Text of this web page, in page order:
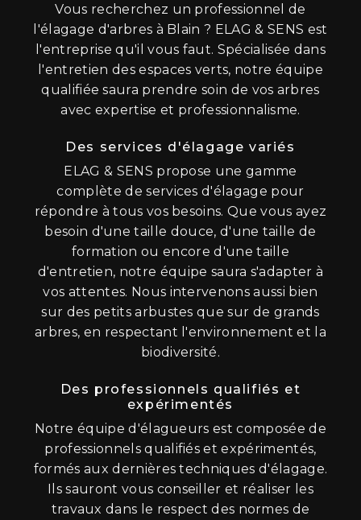
Vous recherchez un professionnel de
l'élagage d'arbres à Blain ? ELAG & SENS est
l'entreprise qu'il vous faut. Spécialisée dans
l'entretien des espaces verts, notre équipe
qualifiée saura prendre soin de vos arbres
avec expertise et professionnalisme.
Des services d'élagage variés
ELAG & SENS propose une gamme
complète de services d'élagage pour
répondre à tous vos besoins. Que vous ayez
besoin d'une taille douce, d'une taille de
formation ou encore d'une taille
d'entretien, notre équipe saura s'adapter à
vos attentes. Nous intervenons aussi bien
sur des petits arbustes que sur de grands
arbres, en respectant l'environnement et la
biodiversité.
Des professionnels qualifiés et
expérimentés
Notre équipe d'élagueurs est composée de
professionnels qualifiés et expérimentés,
formés aux dernières techniques d'élagage.
Ils sauront vous conseiller et réaliser les
travaux dans le respect des normes de